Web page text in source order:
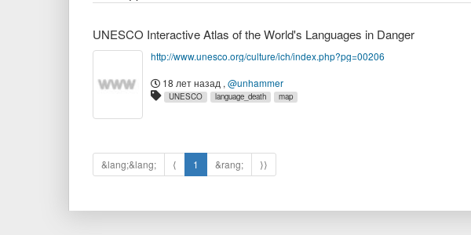
UNESCO Interactive Atlas of the World's Languages in Danger
http://www.unesco.org/culture/ich/index.php?pg=00206
18 лет назад , @unhammer
UNESCO language_death map
&lang;&lang; ⟨ 1 &rang; ⟩⟩